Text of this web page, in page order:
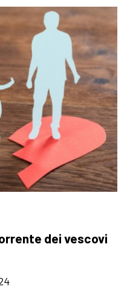
dei vescovi